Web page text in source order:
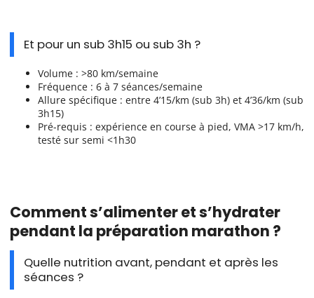
Et pour un sub 3h15 ou sub 3h ?
Volume : >80 km/semaine
Fréquence : 6 à 7 séances/semaine
Allure spécifique : entre 4’15/km (sub 3h) et 4’36/km (sub
3h15)
Pré-requis : expérience en course à pied, VMA >17 km/h,
testé sur semi <1h30
Comment s’alimenter et s’hydrater
pendant la préparation marathon ?
Quelle nutrition avant, pendant et après les
séances ?